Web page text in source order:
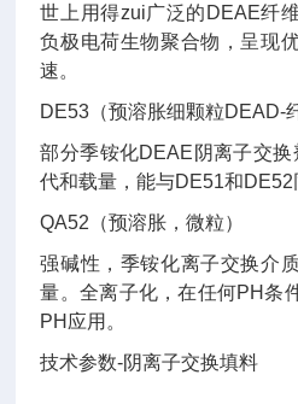
世上用得zui广泛的DEAE纤
负极电荷生物聚合物，呈现
速。
DE53（预溶胀细颗粒DEAD-
部分季铵化DEAE阴离子交
代和载量，能与DE51和DE52
QA52（预溶胀，微粒）
强碱性，季铵化离子交换介
量。全离子化，在任何PH条
PH应用。
技术参数-阴离子交换填料